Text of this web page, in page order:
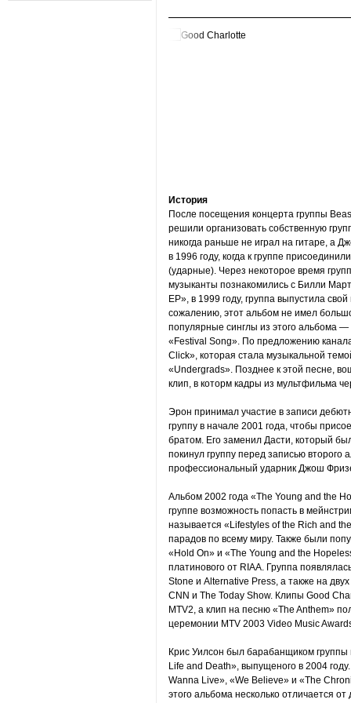
История
После посещения концерта группы
решили организовать собственную
никогда раньше не играл на гитаре, а
в 1996 году, когда к группе
(ударные). Через некоторое время
музыканты познакомились с Билли
EP», в 1999 году, группа выпустила
сожалению, этот альбом не имел
популярные синглы из этого альбома
«Festival Song». По предложению
Click», которая стала музыкальной
«Undergrads». Позднее к этой песне,
клип, в которм кадры из мультфильма
Эрон принимал участие в записи
группу в начале 2001 года, чтобы
братом. Его заменил Дасти, который
покинул группу перед записью
профессиональный ударник Джош
Альбом 2002 года «The Young and the
группе возможность попасть в
называется «Lifestyles of the Rich and
парадов по всему миру. Также были
«Hold On» и «The Young and the
платинового от RIAA. Группа
Stone и Alternative Press, а также на
CNN и The Today Show. Клипы Good
MTV2, а клип на песню «The Anthem»
церемонии MTV 2003 Video Music
Крис Уилсон был барабанщиком группы
Life and Death», выпущеного в 2004
Wanna Live», «We Believe» и «The
этого альбома несколько отличается